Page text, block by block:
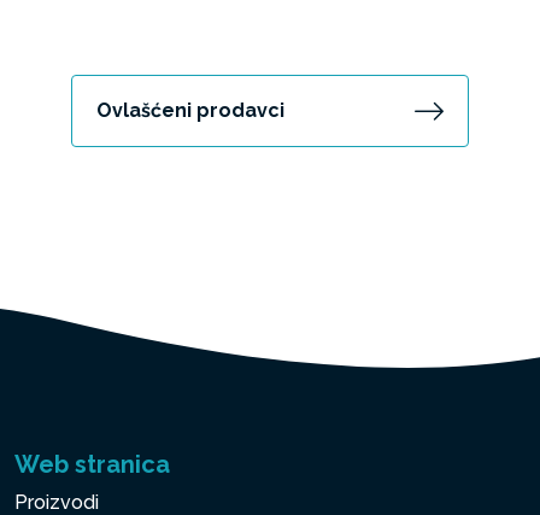
Ovlašćeni prodavci
Web stranica
Proizvodi